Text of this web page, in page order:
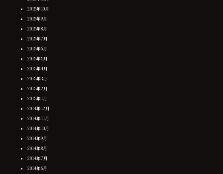
2015年10月
2015年9月
2015年8月
2015年7月
2015年6月
2015年5月
2015年4月
2015年3月
2015年2月
2015年1月
2014年12月
2014年11月
2014年10月
2014年9月
2014年8月
2014年7月
2014年6月